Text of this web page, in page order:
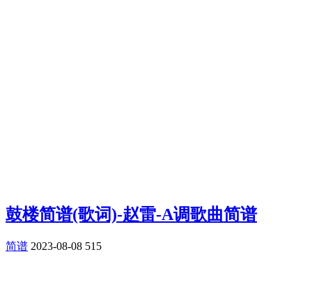
鼓楼简谱(歌词)-赵雷-A调歌曲简谱
简谱 2023-08-08 515